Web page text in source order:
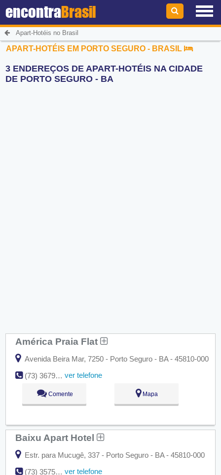
encontraBrasil
Apart-Hotéis no Brasil
APART-HOTÉIS EM PORTO SEGURO - BRASIL
3 ENDEREÇOS DE APART-HOTÉIS NA CIDADE
DE PORTO SEGURO - BA
América Praia Flat
Avenida Beira Mar, 7250 - Porto Seguro - BA - 45810-000
(73) 3679-1480
ver telefone
Comente Mapa
Baixu Apart Hotel
Estr. para Mucugê, 337 - Porto Seguro - BA - 45810-000
(73) 3575-3039
ver telefone